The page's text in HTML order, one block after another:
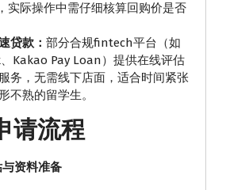
实际操作中需仔细核算回购价是否
贷款： 部分合规fintech平台（如
Kakao Pay Loan）提供在线评估
务，无需线下店面，适合时间紧张
不熟的留学生。
请流程
资料准备